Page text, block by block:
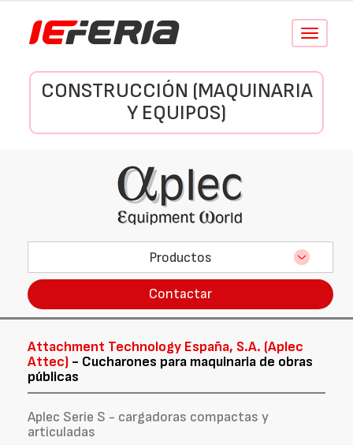
Conmutar
CONSTRUCCIÓN (MAQUINARIA
Y EQUIPOS)
Productos
Contactar
Attachment Technology España, S.A. (Aplec
Attec) - Cucharones para maquinaria de obras
públicas
Aplec Serie S - cargadoras compactas y
articuladas